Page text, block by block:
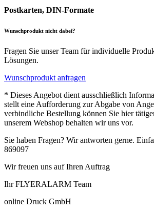
Postkarten, DIN-Formate
Wunschprodukt nicht dabei?
Fragen Sie unser Team für individuelle
Lösungen.
Wunschprodukt anfragen
* Dieses Angebot dient ausschließlich
stellt eine Aufforderung zur Abgabe von
verbindliche Bestellung können Sie hier
unserem Webshop behalten wir uns vor.
Sie haben Fragen? Wir antworten gerne.
869097
Wir freuen uns auf Ihren Auftrag
Ihr FLYERALARM Team
online Druck GmbH